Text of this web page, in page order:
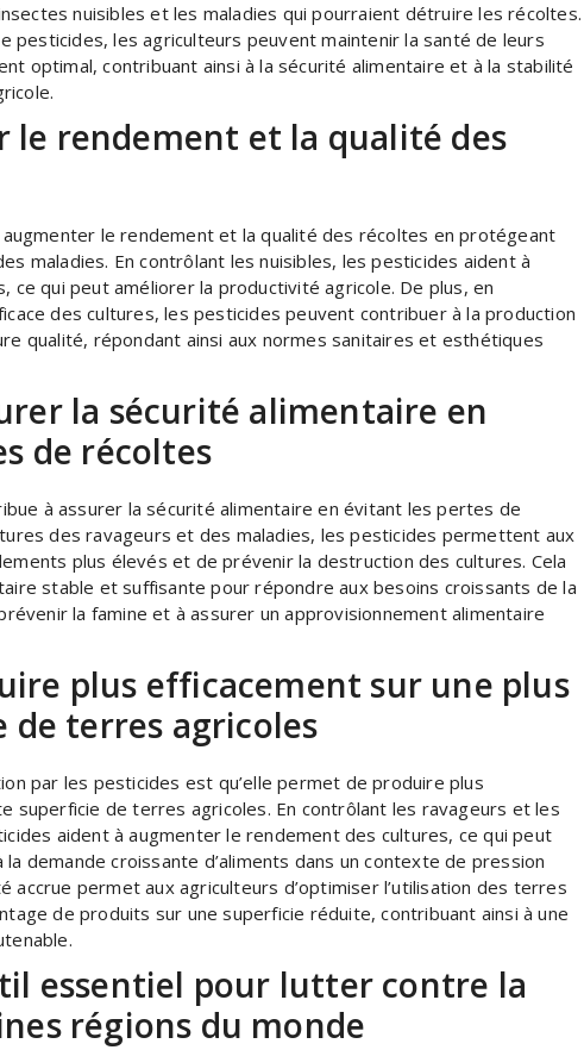
nuisibles et les maladies qui pourraient détruire les récoltes.
pesticides, les agriculteurs peuvent maintenir la santé de leurs
optimal, contribuant ainsi à la sécurité alimentaire et à la stabilité
le rendement et la qualité des
le rendement et la qualité des récoltes en protégeant
maladies. En contrôlant les nuisibles, les pesticides aident à
qui peut améliorer la productivité agricole. De plus, en
des cultures, les pesticides peuvent contribuer à la production
qualité, répondant ainsi aux normes sanitaires et esthétiques
la sécurité alimentaire en
de récoltes
à assurer la sécurité alimentaire en évitant les pertes de
des ravageurs et des maladies, les pesticides permettent aux
plus élevés et de prévenir la destruction des cultures. Cela
stable et suffisante pour répondre aux besoins croissants de la
la famine et à assurer un approvisionnement alimentaire
plus efficacement sur une plus
terres agricoles
par les pesticides est qu’elle permet de produire plus
superficie de terres agricoles. En contrôlant les ravageurs et les
aident à augmenter le rendement des cultures, ce qui peut
demande croissante d’aliments dans un contexte de pression
accrue permet aux agriculteurs d’optimiser l’utilisation des terres
de produits sur une superficie réduite, contribuant ainsi à une
essentiel pour lutter contre la
régions du monde